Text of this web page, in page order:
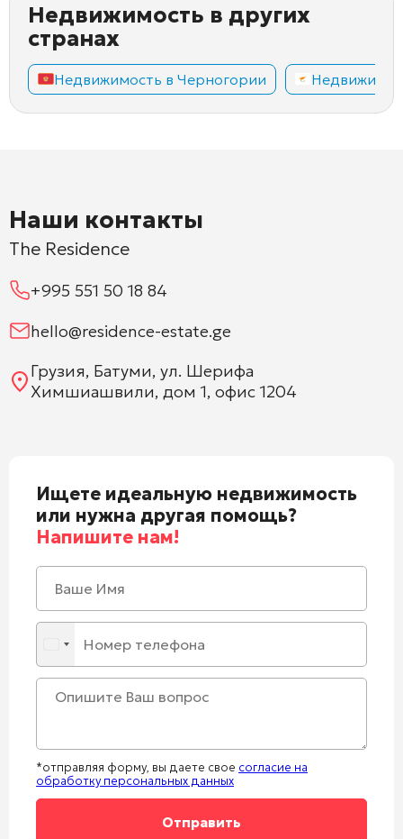
Недвижимость в других
странах
Недвижимость в Черногории
Наши контакты
The Residence
+995 551 50 18 84
hello@residence-estate.ge
Грузия, Батуми, ул. Шерифа
Химшиашвили, дом 1, офис 1204
Ищете идеальную недвижимость
или нужна другая помощь?
Напишите нам!
*отправляя форму, вы даете свое согласие на
обработку персональных данных